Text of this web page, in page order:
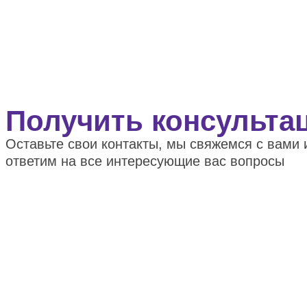
Получить
Оставьте свои контакты, мы свяжемся с вами
ответим на все интересующие вас вопросы